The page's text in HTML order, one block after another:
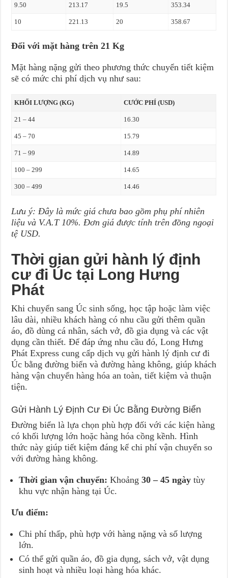
9.50 213.17 19.5 353.34
10 221.13 20 358.67
Đối với mặt hàng trên 21 Kg
Mặt hàng nặng gửi theo phương thức chuyển tiết kiệm
sẽ có mức chi phí dịch vụ như sau:
KHỐI LƯỢNG (KG) CƯỚC PHÍ (USD)
21 – 44 16.30
45 – 70 15.79
71 – 99 14.89
100 – 299 14.65
300 – 499 14.46
Lưu ý: Đây là mức giá chưa bao gồm phụ phí nhiên
liệu và V.A.T 10%. Đơn giá được tính trên đồng ngoại
tệ USD.
Thời gian gửi hành lý định
cư đi Úc tại Long Hưng
Phát
Khi chuyển sang Úc sinh sống, học tập hoặc làm việc
lâu dài, nhiều khách hàng có nhu cầu gửi thêm quần
áo, đồ dùng cá nhân, sách vở, đồ gia dụng và các vật
dụng cần thiết. Để đáp ứng nhu cầu đó, Long Hưng
Phát Express cung cấp dịch vụ gửi hành lý định cư đi
Úc bằng đường biển và đường hàng không, giúp khách
hàng vận chuyển hàng hóa an toàn, tiết kiệm và thuận
tiện.
Gửi Hành Lý Định Cư Đi Úc Bằng Đường Biển
Đường biển là lựa chọn phù hợp đối với các kiện hàng
có khối lượng lớn hoặc hàng hóa cồng kềnh. Hình
thức này giúp tiết kiệm đáng kể chi phí vận chuyển so
với đường hàng không.
Thời gian vận chuyển: Khoảng30 – 45 ngày tùy
khu vực nhận hàng tại Úc.
Ưu điểm:
Chi phí thấp, phù hợp với hàng nặng và số lượng
lớn.
Có thể gửi quần áo, đồ gia dụng, sách vở, vật dụng
sinh hoạt và nhiều loại hàng hóa khác.